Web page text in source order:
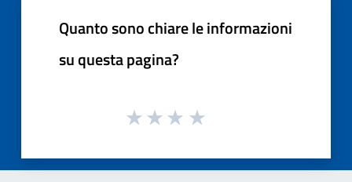
Quanto sono chiare le informazioni
su questa pagina?